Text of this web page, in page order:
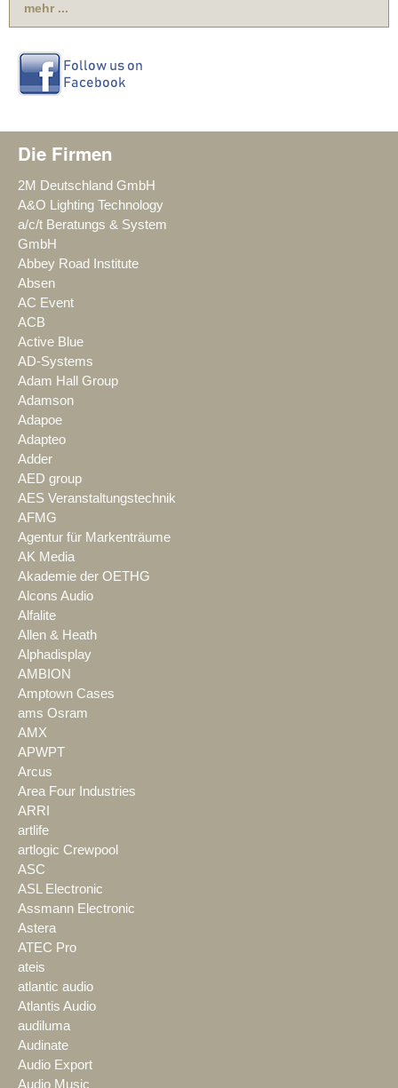
mehr ...
Die Firmen
2M Deutschland GmbH
A&O Lighting Technology
a/c/t Beratungs & System
GmbH
Abbey Road Institute
Absen
AC Event
ACB
Active Blue
AD-Systems
Adam Hall Group
Adamson
Adapoe
Adapteo
Adder
AED group
AES Veranstaltungstechnik
AFMG
Agentur für Markenträume
AK Media
Akademie der OETHG
Alcons Audio
Alfalite
Allen & Heath
Alphadisplay
AMBION
Amptown Cases
ams Osram
AMX
APWPT
Arcus
Area Four Industries
ARRI
artlife
artlogic Crewpool
ASC
ASL Electronic
Assmann Electronic
Astera
ATEC Pro
ateis
atlantic audio
Atlantis Audio
audiluma
Audinate
Audio Export
Audio Music